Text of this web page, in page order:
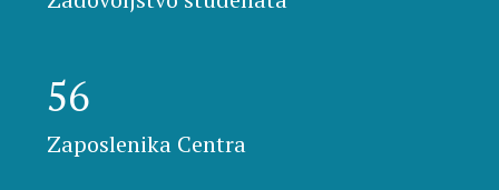
56
Zaposlenika Centra